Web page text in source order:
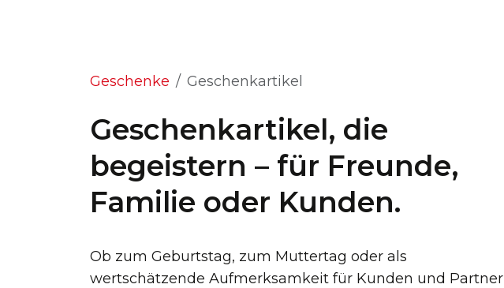
Geschenke Geschenkartikel
Geschenkartikel, die
begeistern – für Freunde,
Familie oder Kunden.
Ob zum Geburtstag, zum Muttertag oder als
wertschätzende Aufmerksamkeit für Kunden und Partner